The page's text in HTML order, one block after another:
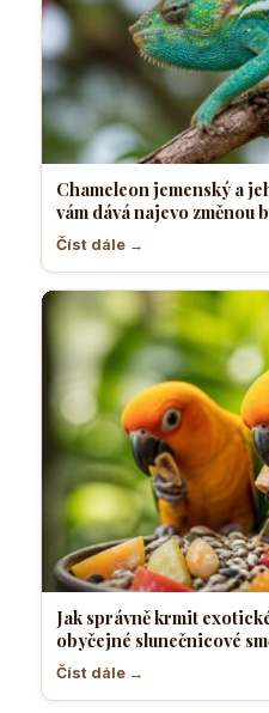
Chameleon jemenský a
vám dává najevo změnou
Číst dále →
Jak správně krmit
obyčejné slunečnicové
Číst dále →